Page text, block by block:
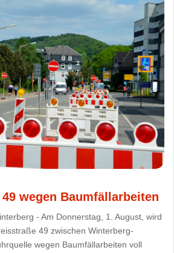
wegen Baumfällarbeiten
- Am Donnerstag, 1. August, wird
49 zwischen Winterberg-
wegen Baumfällarbeiten voll